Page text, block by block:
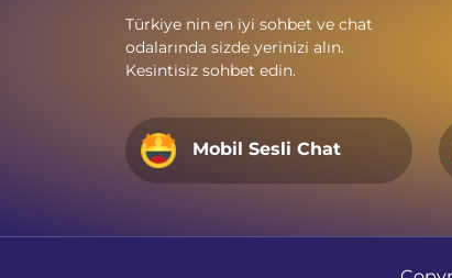
Türkiye nin en iyi sohbet ve chat
odalarında sizde yerinizi alın.
Kesintisiz sohbet edin.
Mobil Sesli Chat